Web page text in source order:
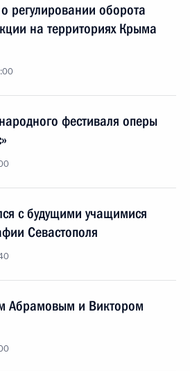
регулировании оборота
на территориях Крыма
фестиваля оперы
с будущими учащимися
Севастополя
Абрамовым и Виктором